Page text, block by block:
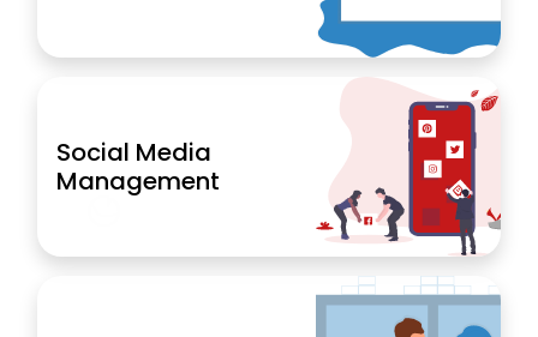
Social Media
Management